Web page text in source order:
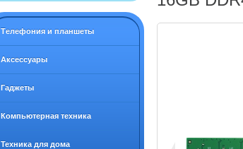
Tелефония и планшеты
Аксессуары
Гаджеты
Компьютерная техника
Техника для дома